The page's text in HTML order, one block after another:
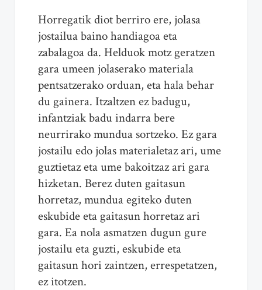
Horregatik diot berriro ere, jolasa
jostailua baino handiagoa eta
zabalagoa da. Helduok motz geratzen
gara umeen jolaserako materiala
pentsatzerako orduan, eta hala behar
du gainera. Itzaltzen ez badugu,
infantziak badu indarra bere
neurrirako mundua sortzeko. Ez gara
jostailu edo jolas materialetaz ari, ume
guztietaz eta ume bakoitzaz ari gara
hizketan. Berez duten gaitasun
horretaz, mundua egiteko duten
eskubide eta gaitasun horretaz ari
gara. Ea nola asmatzen dugun gure
jostailu eta guzti, eskubide eta
gaitasun hori zaintzen, errespetatzen,
ez itotzen.